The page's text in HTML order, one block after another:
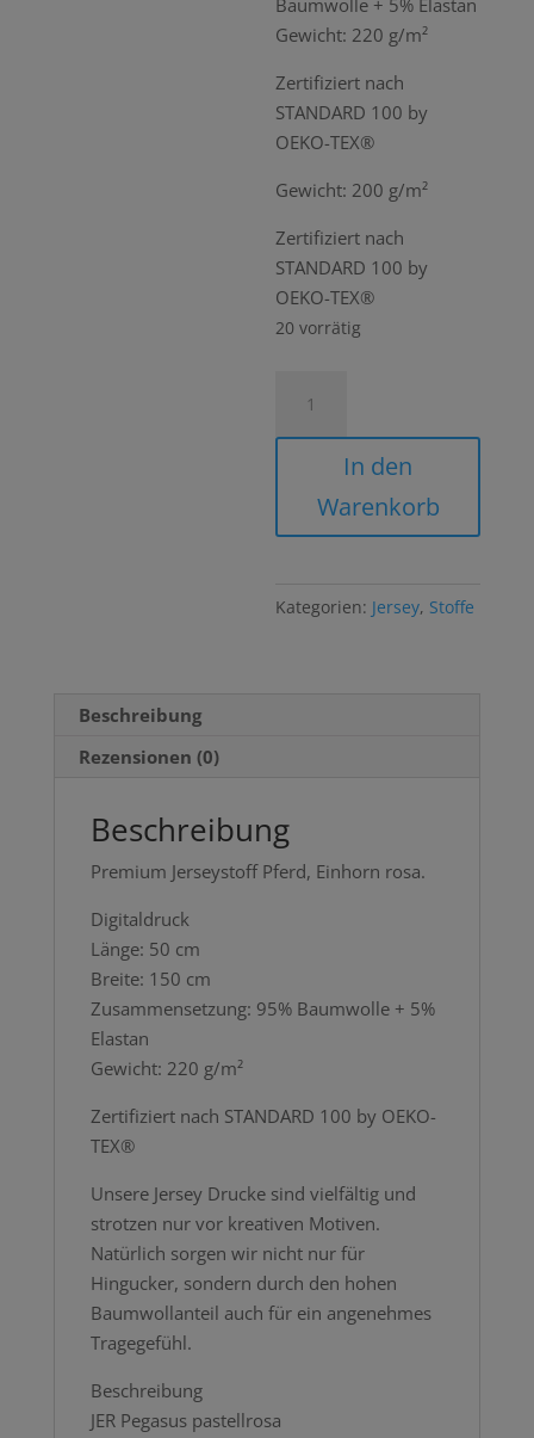
Baumwolle + 5% Elastan
Gewicht: 220 g/m²
Zertifiziert nach
STANDARD 100 by
OEKO-TEX®
Gewicht: 200 g/m²
Zertifiziert nach
STANDARD 100 by
OEKO-TEX®
20 vorrätig
Pferd
Einhorn
Pegasus
Menge
In den
Warenkorb
Kategorien: Jersey, Stoffe
Beschreibung
Rezensionen (0)
Beschreibung
Premium Jerseystoff Pferd, Einhorn rosa.
Digitaldruck
Länge: 50 cm
Breite: 150 cm
Zusammensetzung: 95% Baumwolle + 5%
Elastan
Gewicht: 220 g/m²
Zertifiziert nach STANDARD 100 by OEKO-
TEX®
Unsere Jersey Drucke sind vielfältig und
strotzen nur vor kreativen Motiven.
Natürlich sorgen wir nicht nur für
Hingucker, sondern durch den hohen
Baumwollanteil auch für ein angenehmes
Tragegefühl.
Beschreibung
JER Pegasus pastellrosa